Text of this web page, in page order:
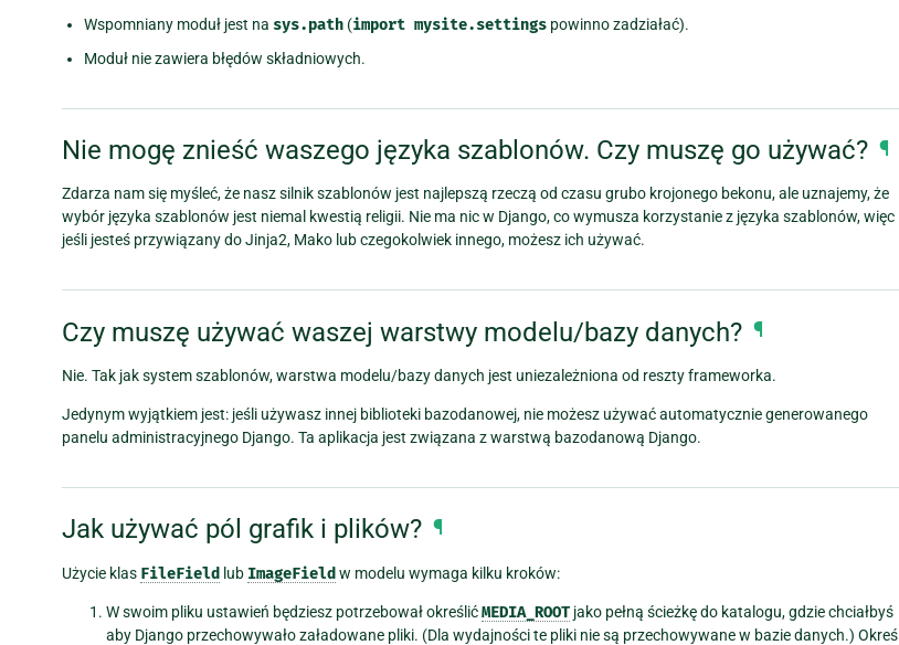
Wspomniany moduł jest na sys.path (import mysite.settings powinno zadziałać).
Moduł nie zawiera błędów składniowych.
Nie mogę znieść waszego języka szablonów. Czy muszę go używać? ¶
Zdarza nam się myśleć, że nasz silnik szablonów jest najlepszą rzeczą od czasu grubo krojonego bekonu, ale uznajemy, że
wybór języka szablonów jest niemal kwestią religii. Nie ma nic w Django, co wymusza korzystanie z języka szablonów, więc
jeśli jesteś przywiązany do Jinja2, Mako lub czegokolwiek innego, możesz ich używać.
Czy muszę używać waszej warstwy modelu/bazy danych? ¶
Nie. Tak jak system szablonów, warstwa modelu/bazy danych jest uniezależniona od reszty frameworka.
Jedynym wyjątkiem jest: jeśli używasz innej biblioteki bazodanowej, nie możesz używać automatycznie generowanego
panelu administracyjnego Django. Ta aplikacja jest związana z warstwą bazodanową Django.
Jak używać pól grafik i plików? ¶
Użycie klas FileField lub ImageField w modelu wymaga kilku kroków:
W swoim pliku ustawień będziesz potrzebował określićMEDIA_ROOT jako pełną ścieżkę do katalogu, gdzie chciałbyś
aby Django przechowywało załadowane pliki. (Dla wydajności te pliki nie są przechowywane w bazie danych.) Określ